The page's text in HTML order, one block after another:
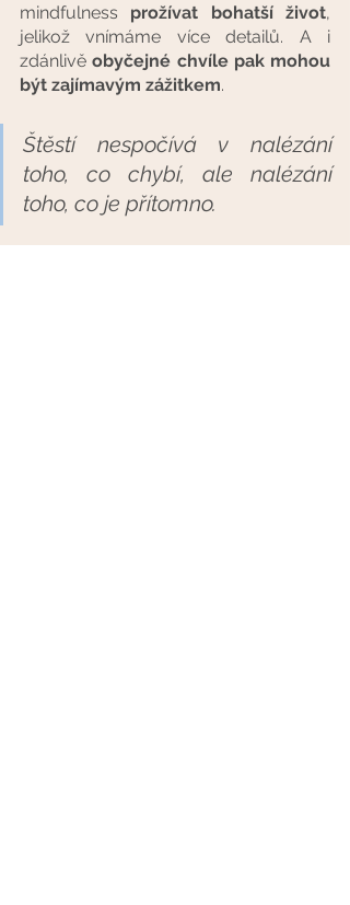
mindfulness prožívat bohatší život,
jelikož vnímáme více detailů. A i
zdánlivě obyčejné chvíle pak mohou
být zajímavým zážitkem.
Štěstí nespočívá v nalézání
toho, co chybí, ale nalézání
toho, co je přítomno.